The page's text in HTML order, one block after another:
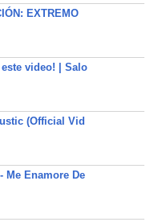
EXTREMO
este video! | Salo
(Official Vid
Me Enamore De